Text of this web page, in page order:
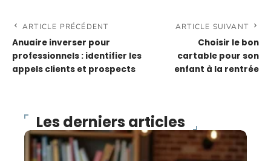
ARTICLE PRÉCÉDENT
Anuaire inverser pour
professionnels : identifier les
appels clients et prospects
ARTICLE SUIVANT
Choisir le bon
cartable pour son
enfant à la rentrée
Les derniers articles